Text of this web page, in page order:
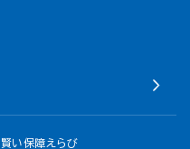
賢い保障えらび